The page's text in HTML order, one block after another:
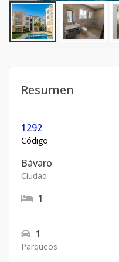
Resumen
1292
Código
Bávaro
Ciudad
1
1
Parqueos